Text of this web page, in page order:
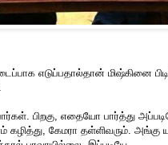
எடுப்பதால்தான் மிஷ்கினை
பிறகு, எதையோ பார்த்து
கழித்து, கேமரா தள்ளிவரும். அங்கு